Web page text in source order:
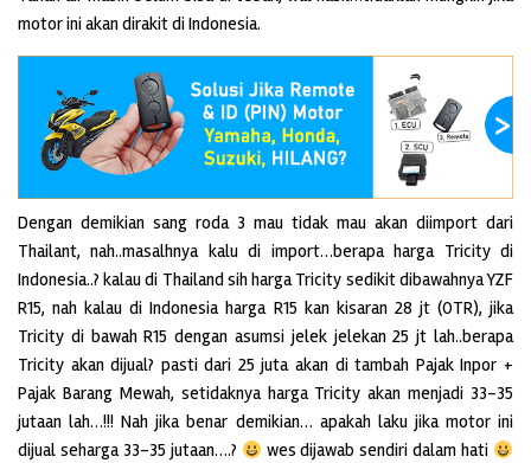
motor ini akan dirakit di Indonesia.
Dengan demikian sang roda 3 mau tidak mau akan diimport dari
Thailant, nah..masalhnya kalu di import…berapa harga Tricity di
Indonesia..? kalau di Thailand sih harga Tricity sedikit dibawahnya YZF
R15, nah kalau di Indonesia harga R15 kan kisaran 28 jt (OTR), jika
Tricity di bawah R15 dengan asumsi jelek jelekan 25 jt lah..berapa
Tricity akan dijual? pasti dari 25 juta akan di tambah Pajak Inpor +
Pajak Barang Mewah, setidaknya harga Tricity akan menjadi 33-35
jutaan lah…!!! Nah jika benar demikian… apakah laku jika motor ini
dijual seharga 33-35 jutaan….?
wes dijawab sendiri dalam hati